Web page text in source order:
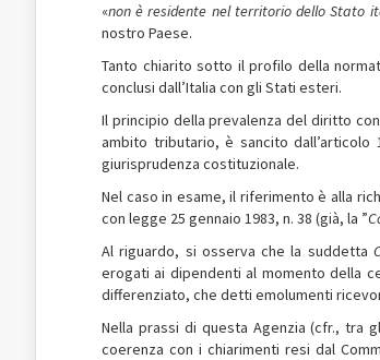
«non è residente nel territorio dello Stato
nostro Paese.
Tanto chiarito sotto il profilo della
conclusi dall’Italia con gli Stati esteri.
Il principio della prevalenza del diritto
ambito tributario, è sancito dall’articolo
giurisprudenza costituzionale.
Nel caso in esame, il riferimento è alla
con legge 25 gennaio 1983, n. 38 (già, la ”
Al riguardo, si osserva che la suddetta
erogati ai dipendenti al momento della
differenziato, che detti emolumenti
Nella prassi di questa Agenzia (cfr., tra
coerenza con i chiarimenti resi dal